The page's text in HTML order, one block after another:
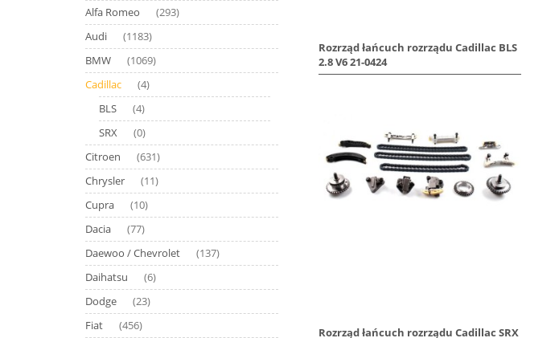
Alfa Romeo (293)
Audi (1183)
BMW (1069)
Cadillac (4)
BLS (4)
SRX (0)
Citroen (631)
Chrysler (11)
Cupra (10)
Dacia (77)
Daewoo / Chevrolet (137)
Daihatsu (6)
Dodge (23)
Fiat (456)
Rozrząd łańcuch rozrządu Cadillac BLS
2.8 V6 21-0424
Rozrząd łańcuch rozrządu Cadillac SRX